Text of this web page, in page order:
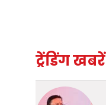
ट्रेंडिंग खबरें